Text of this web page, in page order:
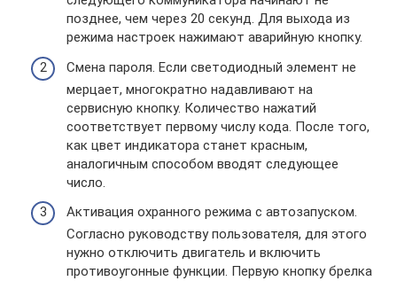
позднее, чем через 20 секунд. Для выхода из
режима настроек нажимают аварийную кнопку.
Смена пароля. Если светодиодный элемент не
мерцает, многократно надавливают на
сервисную кнопку. Количество нажатий
соответствует первому числу кода. После того,
как цвет индикатора станет красным,
аналогичным способом вводят следующее
число.
Активация охранного режима с автозапуском.
Согласно руководству пользователя, для этого
нужно отключить двигатель и включить
противоугонные функции. Первую кнопку брелка